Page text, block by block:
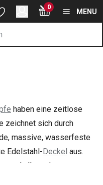
springen 0
MENU
haben eine zeitlose
zeichnet sich durch
massive, wasserfeste
Edelstahl-Deckel aus.
und alle anderen